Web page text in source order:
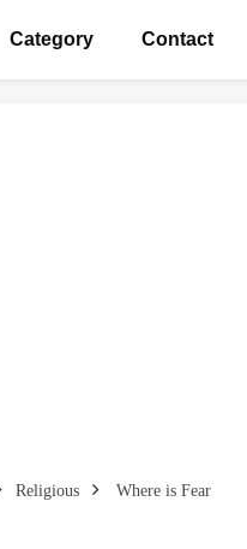
Category Contact
Religious Where is Fear